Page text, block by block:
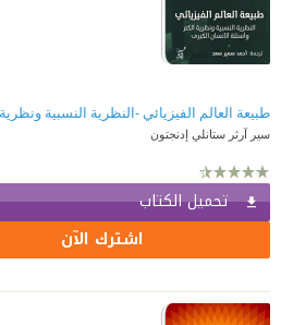
سير آرثر ستانلي إدنجتون
تحميل الكتاب
اشترك الآن